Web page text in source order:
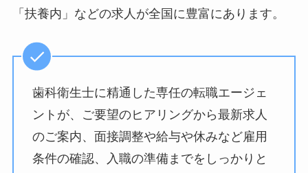
「扶養内」などの求人が全国に豊富にあります。
歯科衛生士に精通した専任の転職エージェ
ントが、ご要望のヒアリングから最新求人
のご案内、面接調整や給与や休みなど雇用
条件の確認、入職の準備までをしっかりと